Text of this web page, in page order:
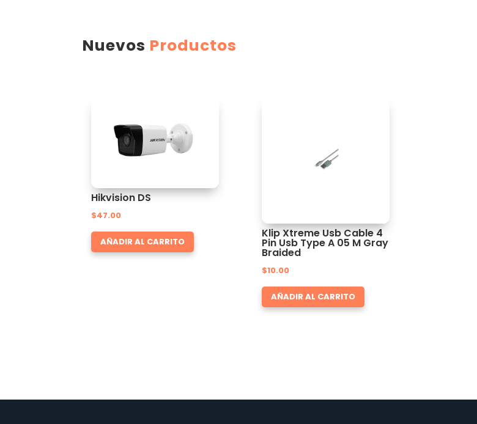
Nuevos Productos
Hikvision DS
$47.00
AÑADIR AL CARRITO
Klip Xtreme Usb Cable 4
Pin Usb Type A 05 M Gray
Braided
$10.00
AÑADIR AL CARRITO